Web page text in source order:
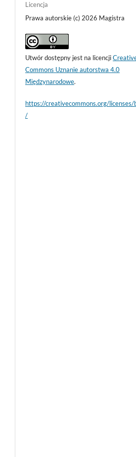
Licencja
Prawa autorskie (c) 2026 Magistra
Utwór dostępny jest na licencji
Commons Uznanie autorstwa 4.0
Międzynarodowe.
https://creativecommons.org/
/